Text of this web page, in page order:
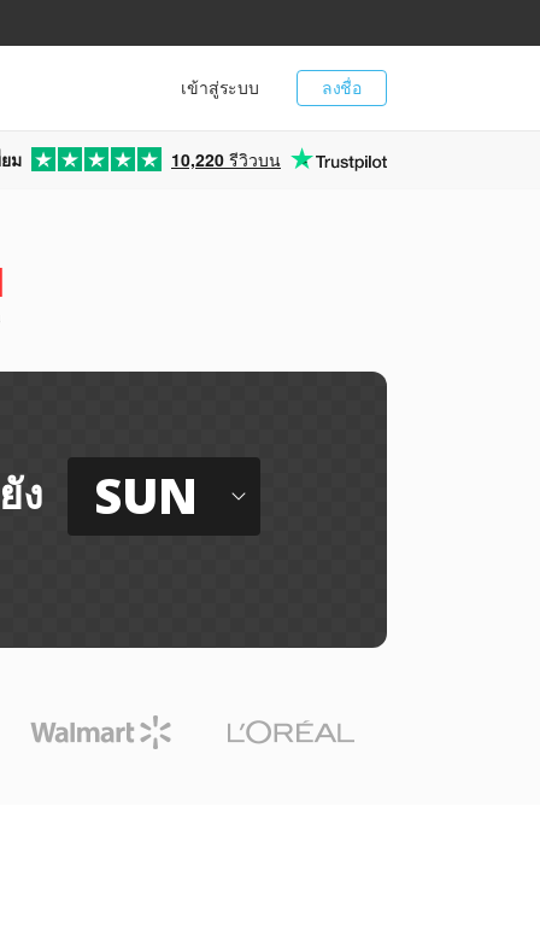
ลงชื่อ
เข้าสู่ระบบ
ม 10,220 รีวิวบน
ง SUN